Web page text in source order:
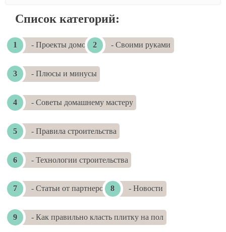
Список категорий:
- Проекты домов - Своими руками
- Плюсы и минусы
- Советы домашнему мастеру
- Правила строительства
- Технологии строительства
- Статьи от партнеров - Новости
- Как правильно класть плитку на пол